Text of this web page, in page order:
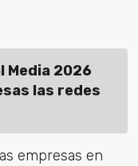
Media 2026
las redes
empresas en